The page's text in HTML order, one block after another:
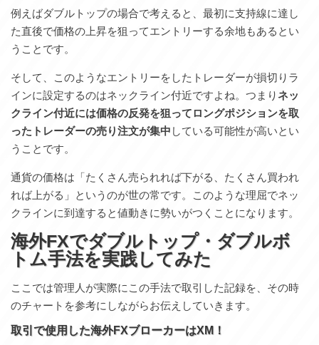
例えばダブルトップの場合で考えると、最初に支持線に達し
た直後で価格の上昇を狙ってエントリーする余地もあるとい
うことです。
そして、このようなエントリーをしたトレーダーが損切りラ
インに設定するのはネックライン付近ですよね。つまりネッ
クライン付近には価格の反発を狙ってロングポジションを取
ったトレーダーの売り注文が集中 している可能性が高いとい
うことです。
通貨の価格は「たくさん売られれば下がる、たくさん買われ
れば上がる」というのが世の常です。このような理屈でネッ
クラインに到達すると値動きに勢いがつくことになります。
海外FXでダブルトップ・ダブルボ
トム手法を実践してみた
ここでは管理人が実際にこの手法で取引した記録を、その時
のチャートを参考にしながらお伝えしていきます。
取引で使用した海外FXブローカーはXM！